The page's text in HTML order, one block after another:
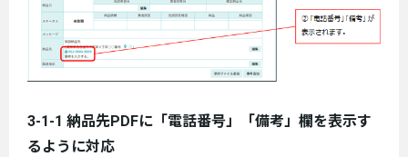
3-1-1 納品先PDFに「電話番号」「備考」欄を表示す
るように対応